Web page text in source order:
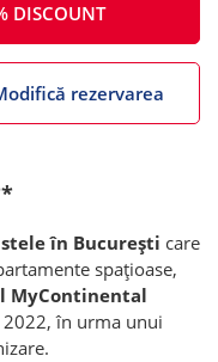
DISCOUNT
rezervarea
în București care
spațioase,
MyContinental
în urma unui